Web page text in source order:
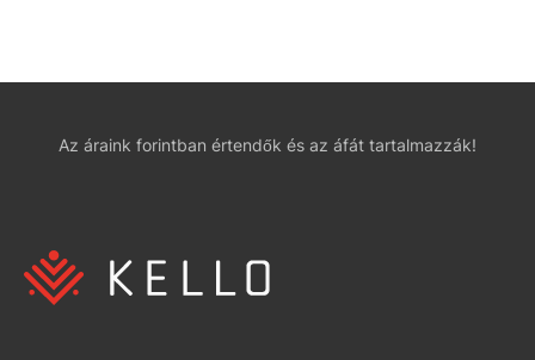
Az áraink forintban értendők és az áfát tartalmazzák!